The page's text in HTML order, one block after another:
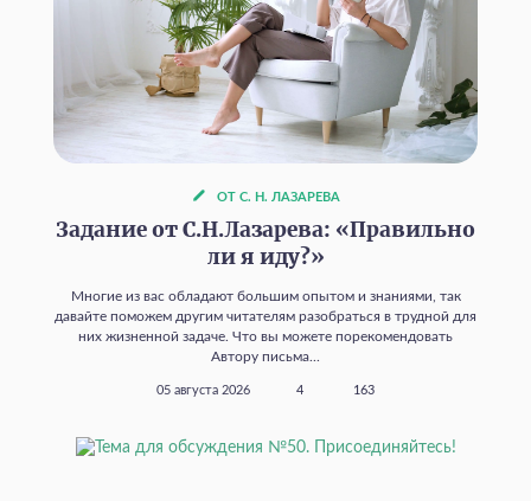
ОТ С. Н. ЛАЗАРЕВА
Задание от С.Н.Лазарева: «Правильно
ли я иду?»
Многие из вас обладают большим опытом и знаниями, так
давайте поможем другим читателям разобраться в трудной для
них жизненной задаче. Что вы можете порекомендовать
Автору письма...
05 августа 2026 4 163